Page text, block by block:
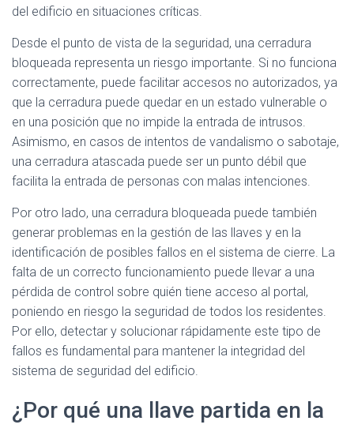
del edificio en situaciones críticas.
Desde el punto de vista de la seguridad, una cerradura
bloqueada representa un riesgo importante. Si no funciona
correctamente, puede facilitar accesos no autorizados, ya
que la cerradura puede quedar en un estado vulnerable o
en una posición que no impide la entrada de intrusos.
Asimismo, en casos de intentos de vandalismo o sabotaje,
una cerradura atascada puede ser un punto débil que
facilita la entrada de personas con malas intenciones.
Por otro lado, una cerradura bloqueada puede también
generar problemas en la gestión de las llaves y en la
identificación de posibles fallos en el sistema de cierre. La
falta de un correcto funcionamiento puede llevar a una
pérdida de control sobre quién tiene acceso al portal,
poniendo en riesgo la seguridad de todos los residentes.
Por ello, detectar y solucionar rápidamente este tipo de
fallos es fundamental para mantener la integridad del
sistema de seguridad del edificio.
¿Por qué una llave partida en la